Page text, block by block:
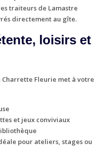
traiteurs de Lamastre
directement au gîte.
loisirs et
Charrette Fleurie met à votre
et jeux conviviaux
pour ateliers, stages ou